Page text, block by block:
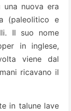
una nuova era
(paleolitico e
Il suo nome
in inglese,
viene dal
ricavano il
in talune lave